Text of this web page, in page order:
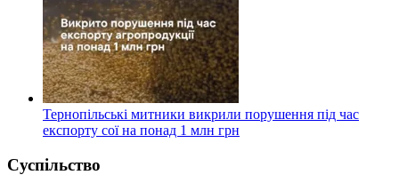
Тернопільські митники викрили порушення під час
експорту сої на понад 1 млн грн
Суспільство